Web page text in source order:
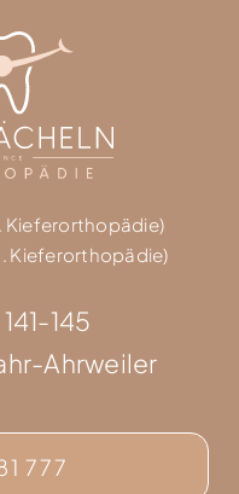
Kieferorthopädie)
Kieferorthopädie)
145
Ahrweiler
777